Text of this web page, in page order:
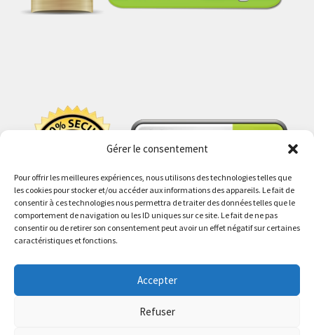
Gérer le consentement
Pour offrir les meilleures expériences, nous utilisons des technologies telles que
les cookies pour stocker et/ou accéder aux informations des appareils. Le fait de
consentir à ces technologies nous permettra de traiter des données telles que le
comportement de navigation ou les ID uniques sur ce site. Le fait de ne pas
consentir ou de retirer son consentement peut avoir un effet négatif sur certaines
caractéristiques et fonctions.
Accepter
Refuser
© PokeShop 2026
Politique de confidentialité
Built with WooCommerce